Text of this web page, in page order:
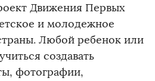
Движения Первых
и молодежное
Любой ребенок или
создавать
фотографии,